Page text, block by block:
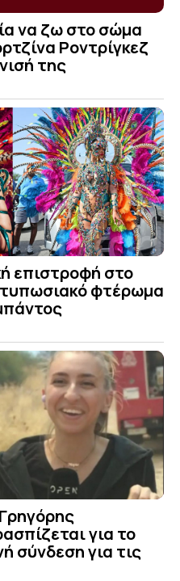
να ζω στο σώμα
Ροντρίγκεζ
της
επιστροφή στο
φτέρωμα
για το
σύνδεση για τις